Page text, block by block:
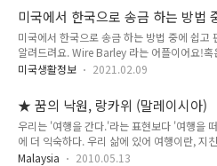
만인가? 다시 아이패드 유저가 되었다. 이유는
어프로보다는 어플로 간편히 동영상 편집하는
면 편하니까 2. 주식차트 볼 때 편하려고 3. 그
번이 가장 크고 1,2번은 구태여 찾은 느낌이지
새로운 장비를 사면 동기부여 혹은 휘발성이
로그에 적고 있는 것을 보니 (시작이 반이니)
다..
미국에서 한국으로 송금 하는 방법
한 저렴한 방법 wirebarley
미국에서 한국으로 송금 하는 방법 중에 쉽고
알려드려요. Wire Barley 라는 어플이어요!혹
도 되고... 다양한 나라가 가능하네요! 저는 우
께요.아래 링크를 사용해서 가입하시면 $5 할
아 쓰실 수 있으셔요.
https://wirebarley.app.link/
Money TransferWould you like to receive
information such as exchange rate
미국생활정보 2021.02.09
★ 꿈의 낙원, 랑카위 (말레이시아)
우리는 '여행을 간다.'라는 표현보다 '여행을
에 더 익숙하다. 우리 삶에 있어 여행이란, 지
도피를 청하고픈 안식처일런지도 모르겠다. 지
Malaysia 2010.05.13